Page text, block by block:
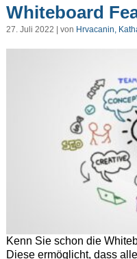
Whiteboard
27. Juli 2022 | von Hrvacanin,
Kenn Sie schon die
Diese ermöglicht, dass